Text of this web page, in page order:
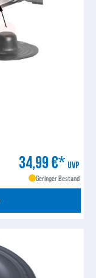
34,99 €* UVP
Geringer Bestand